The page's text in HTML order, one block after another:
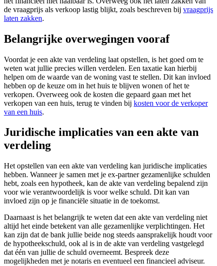
de vraagprijs als verkoop lastig blijkt, zoals beschreven bij vraagprijs
laten zakken.
Belangrijke overwegingen vooraf
Voordat je een akte van verdeling laat opstellen, is het goed om te
weten wat jullie precies willen verdelen. Een taxatie kan hierbij
helpen om de waarde van de woning vast te stellen. Dit kan invloed
hebben op de keuze om in het huis te blijven wonen of het te
verkopen. Overweeg ook de kosten die gepaard gaan met het
verkopen van een huis, terug te vinden bij kosten voor de verkoper
van een huis.
Juridische implicaties van een akte van
verdeling
Het opstellen van een akte van verdeling kan juridische implicaties
hebben. Wanneer je samen met je ex-partner gezamenlijke schulden
hebt, zoals een hypotheek, kan de akte van verdeling bepalend zijn
voor wie verantwoordelijk is voor welke schuld. Dit kan van
invloed zijn op je financiële situatie in de toekomst.
Daarnaast is het belangrijk te weten dat een akte van verdeling niet
altijd het einde betekent van alle gezamenlijke verplichtingen. Het
kan zijn dat de bank jullie beide nog steeds aansprakelijk houdt voor
de hypotheekschuld, ook al is in de akte van verdeling vastgelegd
dat één van jullie de schuld overneemt. Bespreek deze
mogelijkheden met je notaris en eventueel een financieel adviseur.